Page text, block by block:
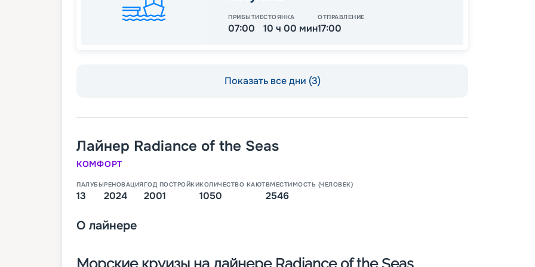
ПРИБЫТИЕ
07:00
СТОЯНКА
10 ч 00 мин
ОТПРАВЛЕНИЕ
17:00
Показать все дни (3)
Лайнер Radiance of the Seas
КОМФОРТ
ПАЛУБЫ
13
РЕНОВАЦИЯ
2024
ГОД ПОСТРОЙКИ
2001
КОЛИЧЕСТВО КАЮТ
1050
ВМЕСТИМОСТЬ (ЧЕЛОВЕК)
2546
О лайнере